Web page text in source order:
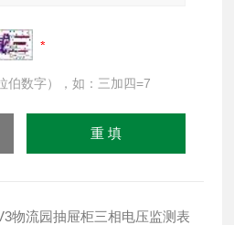
伯数字），如：三加四=7
物流园抽屉柜三相电压监测表